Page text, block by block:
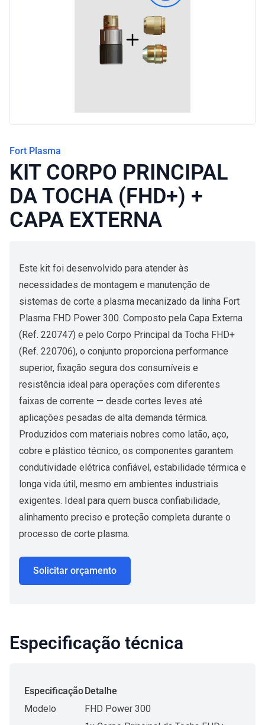
Fort Plasma
KIT CORPO PRINCIPAL
DA TOCHA (FHD+) +
CAPA EXTERNA
Este kit foi desenvolvido para atender às
necessidades de montagem e manutenção de
sistemas de corte a plasma mecanizado da linha Fort
Plasma FHD Power 300. Composto pela Capa Externa
(Ref. 220747) e pelo Corpo Principal da Tocha FHD+
(Ref. 220706), o conjunto proporciona performance
superior, fixação segura dos consumíveis e
resistência ideal para operações com diferentes
faixas de corrente — desde cortes leves até
aplicações pesadas de alta demanda térmica.
Produzidos com materiais nobres como latão, aço,
cobre e plástico técnico, os componentes garantem
condutividade elétrica confiável, estabilidade térmica e
longa vida útil, mesmo em ambientes industriais
exigentes. Ideal para quem busca confiabilidade,
alinhamento preciso e proteção completa durante o
processo de corte plasma.
Solicitar orçamento
Especificação técnica
EspecificaçãoDetalhe
Modelo
FHD Power 300